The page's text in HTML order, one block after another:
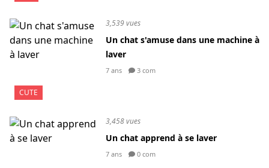
CUTE
3,539 vues
Un chat s'amuse dans une machine à
laver
7 ans 3 com
3,458 vues
Un chat apprend à se laver
7 ans 0 com